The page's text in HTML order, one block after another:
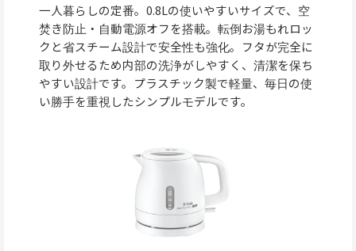
一人暮らしの定番。0.8Lの使いやすいサイズで、空
焚き防止・自動電源オフを搭載。転倒お湯もれロッ
クと省スチーム設計で安全性も強化。フタが完全に
取り外せるため内部の洗浄がしやすく、清潔を保ち
やすい設計です。プラスチック製で軽量、毎日の使
い勝手を重視したシンプルモデルです。